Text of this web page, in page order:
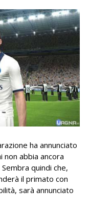
ha annunciato
non abbia ancora
quindi che,
il primato con
sarà annunciato